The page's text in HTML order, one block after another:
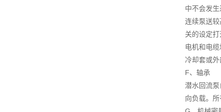
中不会发
连续泵送
关的设定
电机和电
冷却套或
F、轴承
潜水回流
向负载。